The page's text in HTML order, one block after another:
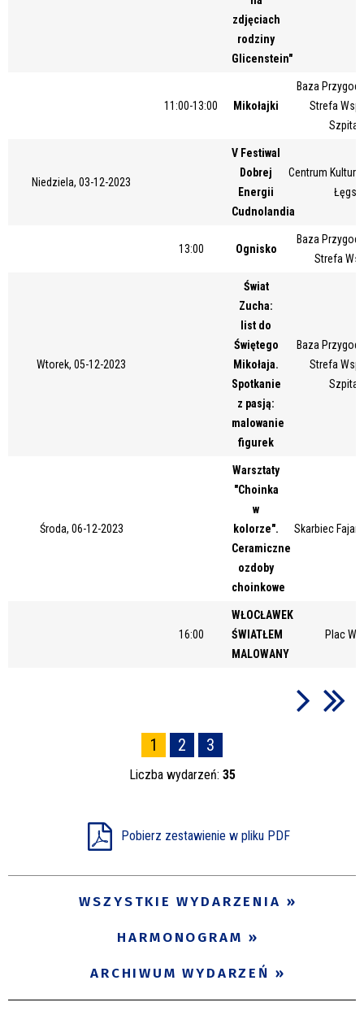
zdjęciach
rodziny
Glicenstein"
11:00-13:00 Mikołajki
Baza
Strefa
Niedziela, 03-12-2023
V Festiwal
Dobrej
Energii
Cudnolandia
Centrum Kultury
13:00 Ognisko
Baza
Strefa
Wtorek, 05-12-2023
Świat
Zucha:
list do
Świętego
Mikołaja.
Spotkanie
z pasją:
malowanie
figurek
Baza
Strefa
Środa, 06-12-2023
Warsztaty
"Choinka
w
kolorze".
Ceramiczne
ozdoby
choinkowe
Skarbiec
16:00
WŁOCŁAWEK
ŚWIATŁEM
MALOWANY
Plac
1 2 3
Liczba wydarzeń: 35
Pobierz zestawienie w pliku PDF
WSZYSTKIE WYDARZENIA
HARMONOGRAM
ARCHIWUM WYDARZEŃ